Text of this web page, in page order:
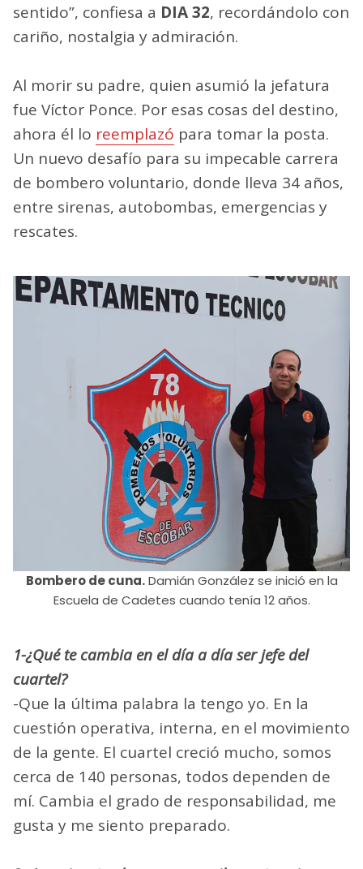
sentido”, confiesa a DIA 32, recordándolo con
cariño, nostalgia y admiración.
Al morir su padre, quien asumió la jefatura
fue Víctor Ponce. Por esas cosas del destino,
ahora él lo reemplazó para tomar la posta.
Un nuevo desafío para su impecable carrera
de bombero voluntario, donde lleva 34 años,
entre sirenas, autobombas, emergencias y
rescates.
Bombero de cuna.Damián González se inició en la
Escuela de Cadetes cuando tenía 12 años.
1-¿Qué te cambia en el día a día ser jefe del
cuartel?
-Que la última palabra la tengo yo. En la
cuestión operativa, interna, en el movimiento
de la gente. El cuartel creció mucho, somos
cerca de 140 personas, todos dependen de
mí. Cambia el grado de responsabilidad, me
gusta y me siento preparado.